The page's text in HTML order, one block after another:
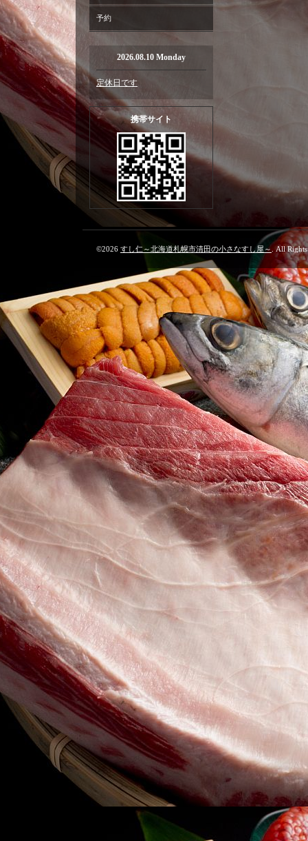
予約
2026.08.10 Monday
定休日です
携帯サイト
©2026 すし仁～北海道札幌市清田の小さなすし屋～ . All